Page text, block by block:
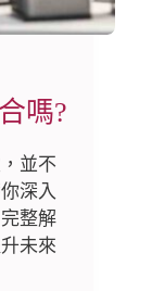
嗎?
並不
深入
整解
未來